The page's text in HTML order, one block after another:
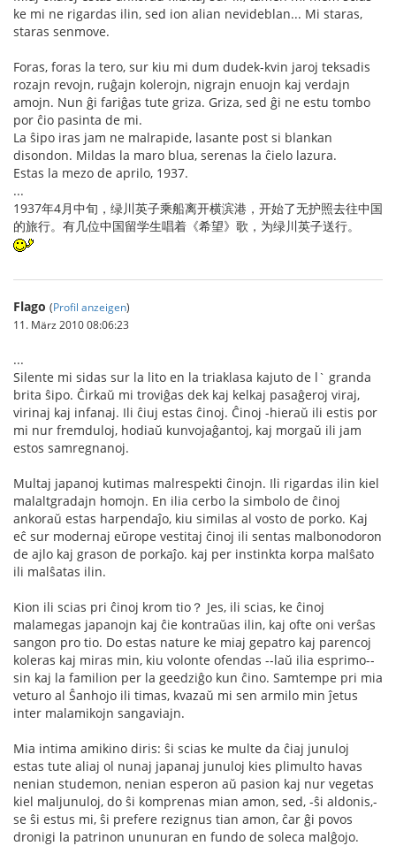
ke mi ne rigardas ilin, sed ion alian nevideblan... Mi staras,
staras senmove.
Foras, foras la tero, sur kiu mi dum dudek-kvin jaroj teksadis
rozajn revojn, ruĝajn kolerojn, nigrajn enuojn kaj verdajn
amojn. Nun ĝi fariĝas tute griza. Griza, sed ĝi ne estu tombo
por ĉio pasinta de mi.
La ŝipo iras jam ne malrapide, lasante post si blankan
disondon. Mildas la maro blua, serenas la ĉielo lazura.
Estas la mezo de aprilo, 1937.
...
1937年4月中旬，绿川英子乘船离开横滨港，开始了无护照去往中国
的旅行。有几位中国留学生唱着《希望》歌，为绿川英子送行。
Flago (Profil anzeigen)
11. März 2010 08:06:23
...
Silente mi sidas sur la lito en la triaklasa kajuto de l` granda
brita ŝipo. Ĉirkaŭ mi troviĝas dek kaj kelkaj pasaĝeroj viraj,
virinaj kaj infanaj. Ili ĉiuj estas ĉinoj. Ĉinoj -hieraŭ ili estis por
mi nur fremduloj, hodiaŭ kunvojaĝantoj, kaj morgaŭ ili jam
estos samregnanoj.
Multaj japanoj kutimas malrespekti ĉinojn. Ili rigardas ilin kiel
malaltgradajn homojn. En ilia cerbo la simbolo de ĉinoj
ankoraŭ estas harpendaĵo, kiu similas al vosto de porko. Kaj
eĉ sur modernaj eŭrope vestitaj ĉinoj ili sentas malbonodoron
de ajlo kaj grason de porkaĵo. kaj per instinkta korpa malŝato
ili malŝatas ilin.
Kion ili scias pri ĉinoj krom tio？ Jes, ili scias, ke ĉinoj
malamegas japanojn kaj ĉie kontraŭas ilin, kaj ofte oni verŝas
sangon pro tio. Do estas nature ke miaj gepatro kaj parencoj
koleras kaj miras min, kiu volonte ofendas --laŭ ilia esprimo--
sin kaj la familion per la geedziĝo kun ĉino. Samtempe pri mia
veturo al Ŝanhojo ili timas, kvazaŭ mi sen armilo min ĵetus
inter malamikojn sangaviajn.
Mia intima amikino diris: ŝi scias ke multe da ĉiaj junuloj
estas tute aliaj ol nunaj japanaj junuloj kies plimulto havas
nenian studemon, nenian esperon aŭ pasion kaj nur vegetas
kiel maljunuloj, do ŝi komprenas mian amon, sed, -ŝi aldonis,-
se ŝi estus mi, ŝi prefere rezignus tian amon, ĉar ĝi povos
dronigi la patrinon ununuran en fundo de soleca malĝojo.